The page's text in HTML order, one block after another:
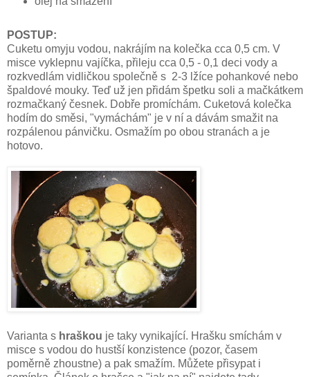
POSTUP:
Cuketu omyju vodou, nakrájím na kolečka cca 0,5 cm. V
misce vyklepnu vajíčka, přileju cca 0,5 - 0,1 deci vody a
rozkvedlám vidličkou společně s 2-3 lžíce pohankové nebo
špaldové mouky. Teď už jen přidám špetku soli a mačkátkem
rozmačkaný česnek. Dobře promíchám. Cuketová kolečka
hodím do směsi, "vymáchám" je v ní a dávám smažit na
rozpálenou pánvičku. Osmažím po obou stranách a je
hotovo.
Varianta s hraškou je taky vynikající. Hrašku smíchám v
misce s vodou do hustší konzistence (pozor, časem
poměrně zhoustne) a pak smažím. Můžete přisypat i